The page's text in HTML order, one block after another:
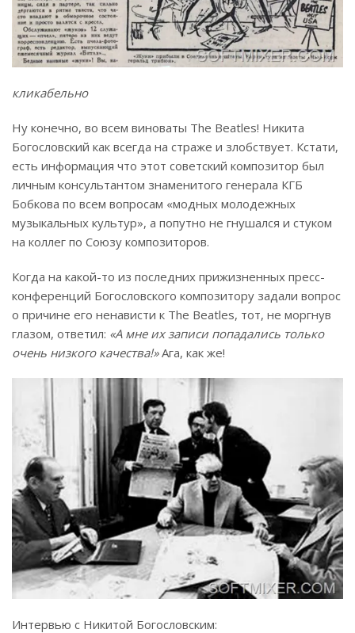
кликабельно
Ну конечно, во всем виноваты The Beatles! Никита
Богословский как всегда на страже и злобствует. Кстати,
есть информация что этот советский композитор был
личным консультантом знаменитого генерала КГБ
Бобкова по всем вопросам «модных молодежных
музыкальных культур», а попутно не гнушался и стуком
на коллег по Союзу композиторов.
Когда на какой-то из последних прижизненных пресс-
конференций Богословского композитору задали вопрос
о причине его ненависти к The Beatles, тот, не моргнув
глазом, ответил: «А мне их записи попадались только
очень низкого качества!»Ага, как же!
Интервью с Никитой Богословским: